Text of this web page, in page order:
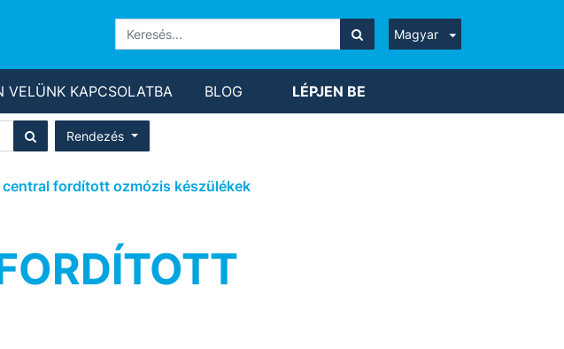
Magyar
VELÜNK KAPCSOLATBA BLOG LÉPJEN BE
Rendezés
central fordított ozmózis készülékek